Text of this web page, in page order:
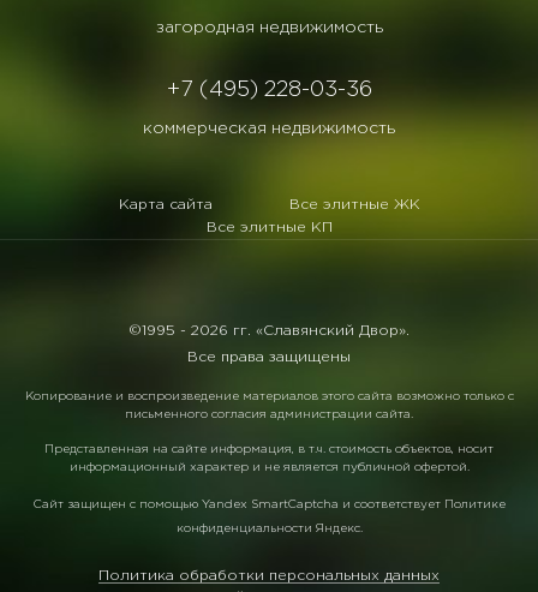
загородная недвижимость
+7 (495) 228-03-36
коммерческая недвижимость
Карта сайта
Все элитные ЖК
Все элитные КП
©1995 - 2026 гг. «Славянский Двор».
Все права защищены
Копирование и воспроизведение материалов этого сайта возможно только с
письменного согласия администрации сайта.
Представленная на сайте информация, в т.ч. стоимость объектов, носит
информационный характер и не является публичной офертой.
Сайт защищен с помощью Yandex SmartCaptcha и соответствует Политике
конфиденциальности Яндекс.
Политика обработки персональных данных